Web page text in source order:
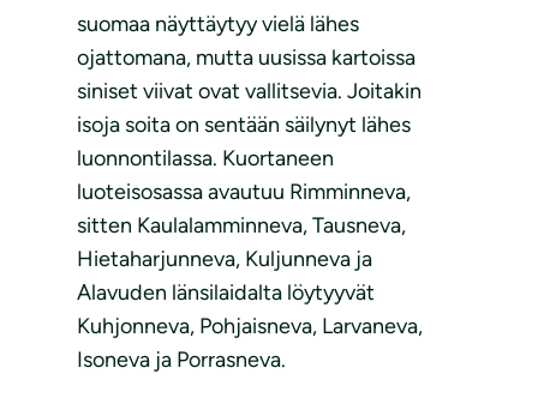
suomaa näyttäytyy vielä lähes
ojattomana, mutta uusissa kartoissa
siniset viivat ovat vallitsevia. Joitakin
isoja soita on sentään säilynyt lähes
luonnontilassa. Kuortaneen
luoteisosassa avautuu Rimminneva,
sitten Kaulalamminneva, Tausneva,
Hietaharjunneva, Kuljunneva ja
Alavuden länsilaidalta löytyyvät
Kuhjonneva, Pohjaisneva, Larvaneva,
Isoneva ja Porrasneva.